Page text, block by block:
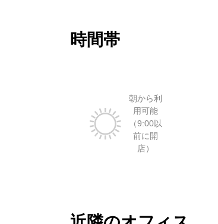
時間帯
朝から利
用可能
（9:00以
前に開
店）